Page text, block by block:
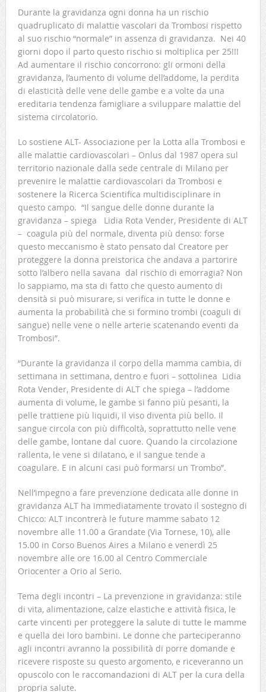
Durante la gravidanza ogni donna ha un rischio
quadruplicato di malattie vascolari da Trombosi rispetto
al suo rischio “normale” in assenza di gravidanza. Nei 40
giorni dopo il parto questo rischio si moltiplica per 25!!!
Ad aumentare il rischio concorrono: gli ormoni della
gravidanza, l’aumento di volume dell’addome, la perdita
di elasticità delle vene delle gambe e a volte da una
ereditaria tendenza famigliare a sviluppare malattie del
sistema circolatorio.
Lo sostiene ALT- Associazione per la Lotta alla Trombosi e
alle malattie cardiovascolari – Onlus dal 1987 opera sul
territorio nazionale dalla sede centrale di Milano per
prevenire le malattie cardiovascolari da Trombosi e
sostenere la Ricerca Scientifica multidisciplinare in
questo campo. “Il sangue delle donne durante la
gravidanza – spiega Lidia Rota Vender, Presidente di ALT
– coagula più del normale, diventa più denso: forse
questo meccanismo è stato pensato dal Creatore per
proteggere la donna preistorica che andava a partorire
sotto l’albero nella savana dal rischio di emorragia? Non
lo sappiamo, ma sta di fatto che questo aumento di
densità si può misurare, si verifica in tutte le donne e
aumenta la probabilità che si formino trombi (coaguli di
sangue) nelle vene o nelle arterie scatenando eventi da
Trombosi”.
“Durante la gravidanza il corpo della mamma cambia, di
settimana in settimana, dentro e fuori – sottolinea Lidia
Rota Vender, Presidente di ALT che spiega – l’addome
aumenta di volume, le gambe si fanno più pesanti, la
pelle trattiene più liquidi, il viso diventa più bello. Il
sangue circola con più difficoltà, soprattutto nelle vene
delle gambe, lontane dal cuore. Quando la circolazione
rallenta, le vene si dilatano, e il sangue tende a
coagulare. E in alcuni casi può formarsi un Trombo”.
Nell’impegno a fare prevenzione dedicata alle donne in
gravidanza ALT ha immediatamente trovato il sostegno di
Chicco: ALT incontrerà le future mamme sabato 12
novembre alle 11.00 a Grandate (Via Tornese, 10), alle
15.00 in Corso Buenos Aires a Milano e venerdì 25
novembre alle ore 16.00 al Centro Commerciale
Oriocenter a Orio al Serio.
Tema degli incontri – La prevenzione in gravidanza: stile
di vita, alimentazione, calze elastiche e attività fisica, le
carte vincenti per proteggere la salute di tutte le mamme
e quella dei loro bambini. Le donne che parteciperanno
agli incontri avranno la possibilità di porre domande e
ricevere risposte su questo argomento, e riceveranno un
opuscolo con le raccomandazioni di ALT per la cura della
propria salute.